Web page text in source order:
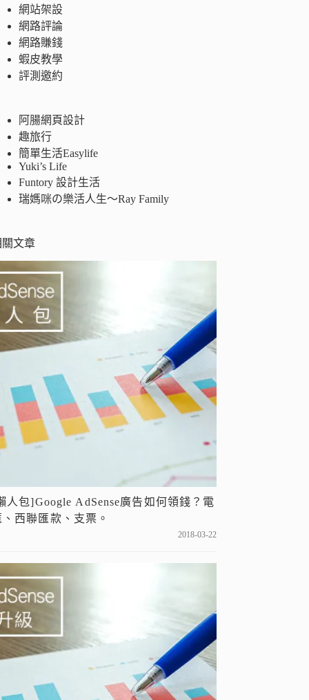
網站架設
網路評論
網路賺錢
蝦皮教學
評測邀約
阿腸網頁設計
趣旅行
簡單生活Easylife
Yuki’s Life
Funtory 設計生活
瑞媽咪の樂活人生～Ray Family
關文章
人包]Google AdSense廣告如何領錢？電
、西聯匯款、支票。
2018-03-22